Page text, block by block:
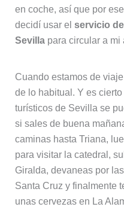
en coche, así que por
decidí usar el servicio
Sevillapara circular a mi
Cuando estamos de
de lo habitual. Y es
turísticos de Sevilla se
si sales de buena
caminas hasta Triana,
para visitar la catedral,
Giralda, devaneas por
Santa Cruz y finalmente
unas cervezas en La